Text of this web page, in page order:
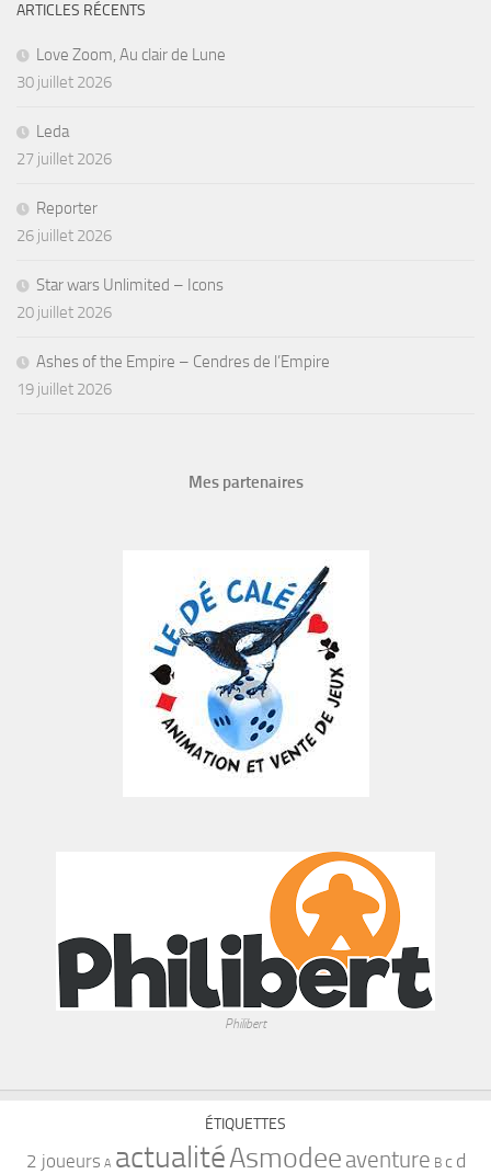
ARTICLES RÉCENTS
Love Zoom, Au clair de Lune
30 juillet 2026
Leda
27 juillet 2026
Reporter
26 juillet 2026
Star wars Unlimited – Icons
20 juillet 2026
Ashes of the Empire – Cendres de l’Empire
19 juillet 2026
Mes partenaires
Philibert
ÉTIQUETTES
2 joueurs A actualitéAsmodee aventure B c d